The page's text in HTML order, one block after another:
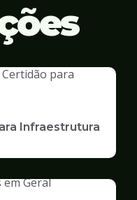
Infraestrutura